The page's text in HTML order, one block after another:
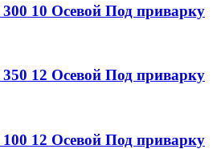
300 10 Осевой Под приварку
350 12 Осевой Под приварку
100 12 Осевой Под приварку